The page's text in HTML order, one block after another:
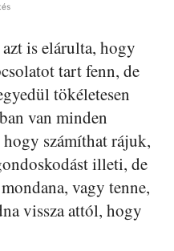
azt is elárulta, hogy
tart fenn, de
tökéletesen
van minden
számíthat rájuk,
illeti, de
vagy tenne,
vissza attól, hogy